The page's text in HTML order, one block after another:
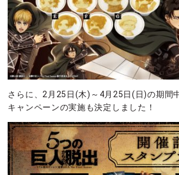
さらに、2月25日(木)～4月25日(日)の期間
キャンペーンの実施も決定しました！